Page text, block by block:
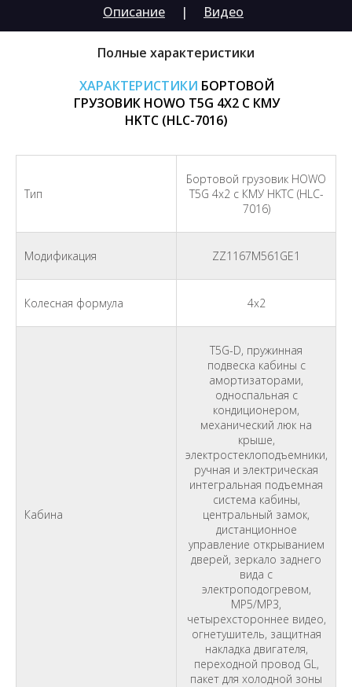
Полные характеристики
Описание Видео
|
ХАРАКТЕРИСТИКИ БОРТОВОЙ
ГРУЗОВИК HOWO T5G 4X2 С КМУ
HKTC (HLC-7016)
Тип
Бортовой грузовик HOWO
T5G 4x2 с КМУ HKTC (HLC-
7016)
Модификация ZZ1167M561GE1
Колесная формула 4х2
Кабина
T5G-D, пружинная
подвеска кабины с
амортизаторами,
односпальная с
кондиционером,
механический люк на
крыше,
электростеклоподъемники,
ручная и электрическая
интегральная подъемная
система кабины,
центральный замок,
дистанционное
управление открыванием
дверей, зеркало заднего
вида с
электроподогревом,
MP5/MP3,
четырехстороннее видео,
огнетушитель, защитная
накладка двигателя,
переходной провод GL,
пакет для холодной зоны